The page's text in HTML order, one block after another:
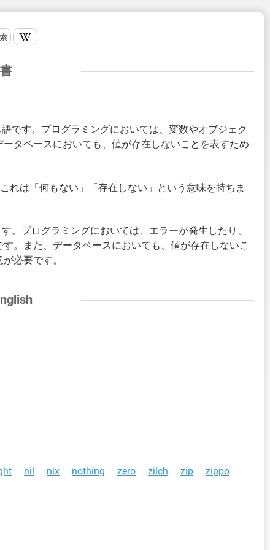
です。プログラミングにおいては、変数やオブジェク
タベースにおいても、値が存在しないことを表すため
れは「何もない」「存在しない」という意味を持ちま
。プログラミングにおいては、エラーが発生したり、
。また、データベースにおいても、値が存在しないこ
必要です。
nil nix nothing zero zilch zip zippo